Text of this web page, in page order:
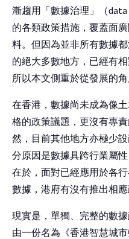
漸趨用「數據治理」（
的各類政策措施，覆蓋面
料。但因為並非所有數據
的絕大多數地方，已經有
所以本文側重於從發展的角
在香港，數據尚未成為像
格的政策議題，更沒有專
然，目前其他地方亦極少
分原因是數據具跨行業屬
在於，面對已經應用於各
數據，港府有沒有推出相
現實是，單獨、完整的數
由一份名為《香港智慧城